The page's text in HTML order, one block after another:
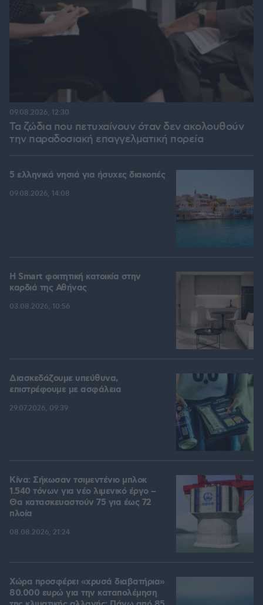
Τα ζώδια που πετυχαίνουν όταν δεν ακολουθούν
την παραδοσιακή επαγγελματική πορεία
09.08.2026, 12:30
5 ελληνικά νησιά για ήσυχες διακοπές
09.08.2026, 14:08
Η Smart φοιτητική κατοικία στην
καρδιά της Αθήνας
03.08.2026, 10:56
Διασκεδάζουμε υπεύθυνα,
επιστρέφουμε με ασφάλεια
29.07.2026, 09:39
Κίνα: Σήκωσαν τσιμεντένιο μπλοκ
1.540 τόνων για νέο λιμενικό έργο –
Θα κατασκευαστούν 75 για έως 72
πλοία
08.08.2026, 21:24
Χώρα προσφέρει «χρυσά διαβατήρια»
80.000 ευρώ για την καταπολέμηση